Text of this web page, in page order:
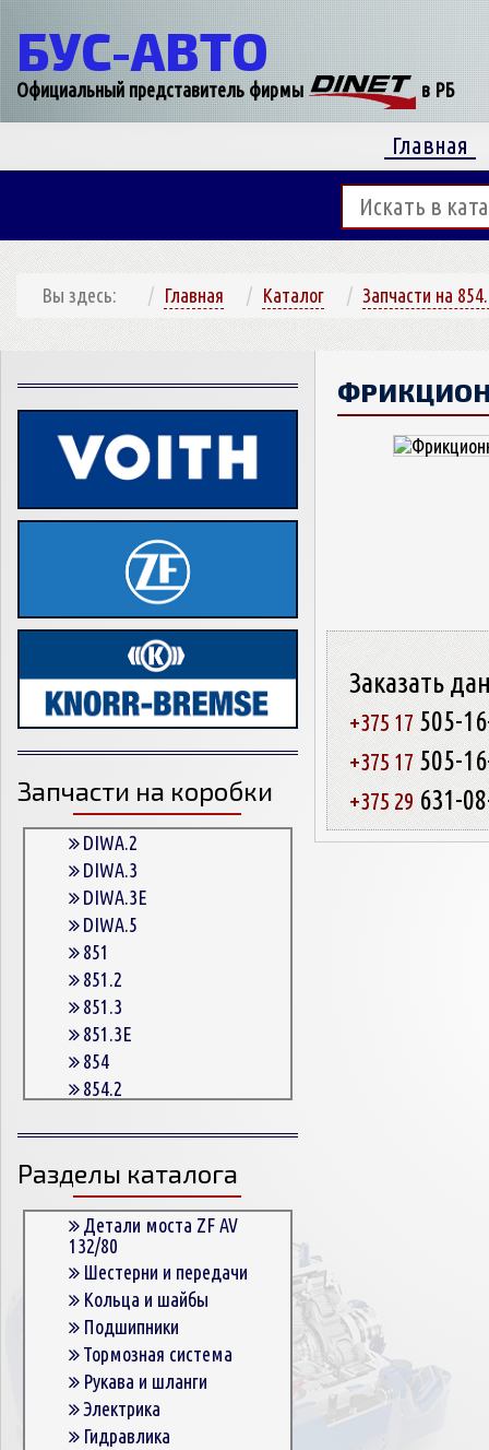
БУС-АВТО
Официальный представитель фирмы в РБ
Главная
Вы здесь: Главная Каталог Запчасти на
Запчасти на коробки
DIWA.2
DIWA.3
DIWA.3E
DIWA.5
851
851.2
851.3
851.3E
854
854.2
854.3
854.3E
854.5
863
863.3
863.3E
864.5
Разделы каталога
Детали моста ZF AV
132/80
Шестерни и передачи
Кольца и шайбы
Подшипники
Тормозная система
Рукава и шланги
Электрика
Гидравлика
Заказать
+375 17 505-
+375 17 505-
+375 29 631-